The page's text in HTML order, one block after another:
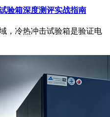
验箱深度测评实战指南
，冷热冲击试验箱是验证电